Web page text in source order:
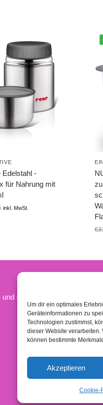
Um dir ein optimales
Geräteinformationen zu
Technologien zustimmst,
dieser Website verarbeiten.
können bestimmte
Akzeptieren
Cookie-
Edelstahl -
für Nahrung mit
inkl. MwSt.
€
-Ebay/Amazon-Partner